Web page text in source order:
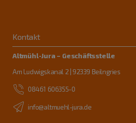
Kontakt
Altmühl-Jura – Geschäftsstelle
Am Ludwigskanal 2 | 92339 Beilngries
08461 606355-0
info@altmuehl-jura.de